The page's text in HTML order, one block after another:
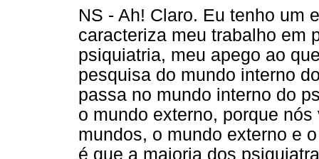
NS - Ah! Claro. Eu tenho um
caracteriza meu trabalho em
psiquiatria, meu apego ao
pesquisa do mundo interno
passa no mundo interno do
o mundo externo, porque
mundos, o mundo externo e
é que a maioria dos